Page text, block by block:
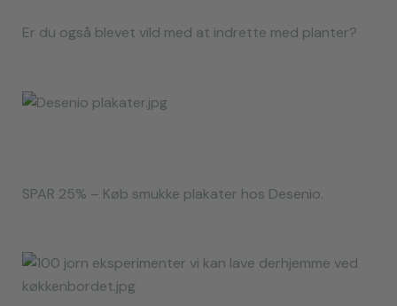
Er du også blevet vild med at indrette med planter?
SPAR 25% – Køb smukke plakater hos Desenio.